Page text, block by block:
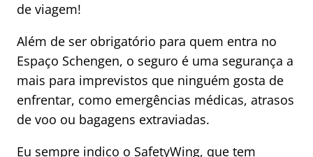
de viagem!
Além de ser obrigatório para quem entra no
Espaço Schengen, o seguro é uma segurança a
mais para imprevistos que ninguém gosta de
enfrentar, como emergências médicas, atrasos
de voo ou bagagens extraviadas.
Eu sempre indico o SafetyWing, que tem